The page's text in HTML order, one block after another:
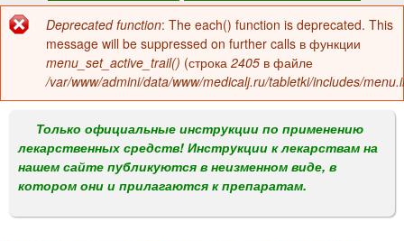
а
в
о
м
е
н
Сообщение
об
ошибке
Deprecated function: The each() function is deprecated. This
message will be suppressed on further calls в функции
menu_set_active_trail() (строка 2405 в файле
/var/www/admini/data/www/medicalj.ru/tabletki/includes/
Только официальные инструкции по применению
лекарственных средств! Инструкции к лекарствам на
нашем сайте публикуются в неизменном виде, в
котором они и прилагаются к препаратам.